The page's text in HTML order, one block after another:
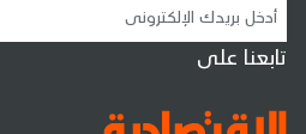
تابعنا على